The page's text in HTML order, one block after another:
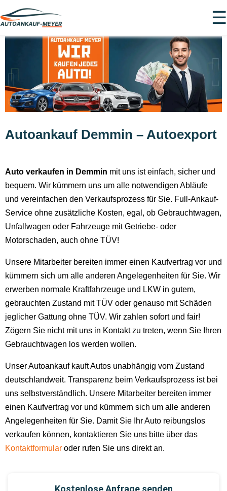
☰
Autoankauf Demmin – Autoexport
Auto verkaufen in Demmin mit uns ist einfach, sicher und
bequem. Wir kümmern uns um alle notwendigen Abläufe
und vereinfachen den Verkaufsprozess für Sie. Full-Ankauf-
Service ohne zusätzliche Kosten, egal, ob Gebrauchtwagen,
Unfallwagen oder Fahrzeuge mit Getriebe- oder
Motorschaden, auch ohne TÜV!
Unsere Mitarbeiter bereiten immer einen Kaufvertrag vor und
kümmern sich um alle anderen Angelegenheiten für Sie. Wir
erwerben normale Kraftfahrzeuge und LKW in gutem,
gebrauchten Zustand mit TÜV oder genauso mit Schäden
jeglicher Gattung ohne TÜV. Wir zahlen sofort und fair!
Zögern Sie nicht mit uns in Kontakt zu treten, wenn Sie Ihren
Gebrauchtwagen los werden wollen.
Unser Autoankauf kauft Autos unabhängig vom Zustand
deutschlandweit. Transparenz beim Verkaufsprozess ist bei
uns selbstverständlich. Unsere Mitarbeiter bereiten immer
einen Kaufvertrag vor und kümmern sich um alle anderen
Angelegenheiten für Sie. Damit Sie Ihr Auto reibungslos
verkaufen können, kontaktieren Sie uns bitte über das
Kontaktformular oder rufen Sie uns direkt an.